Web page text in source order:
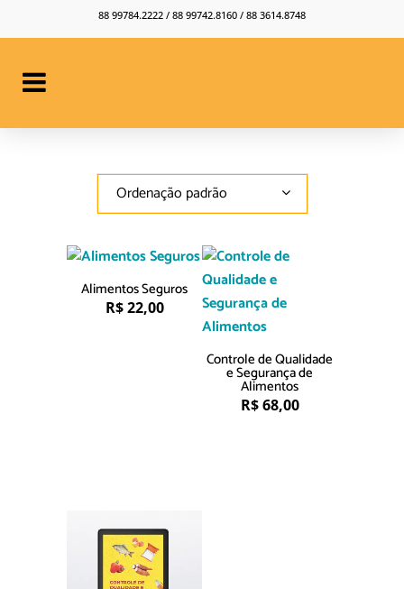
88 99784.2222 / 88 99742.8160 / 88 3614.8748
Ordenação padrão
Alimentos Seguros
R$22,00
Controle de Qualidade
e Segurança de
Alimentos
R$68,00